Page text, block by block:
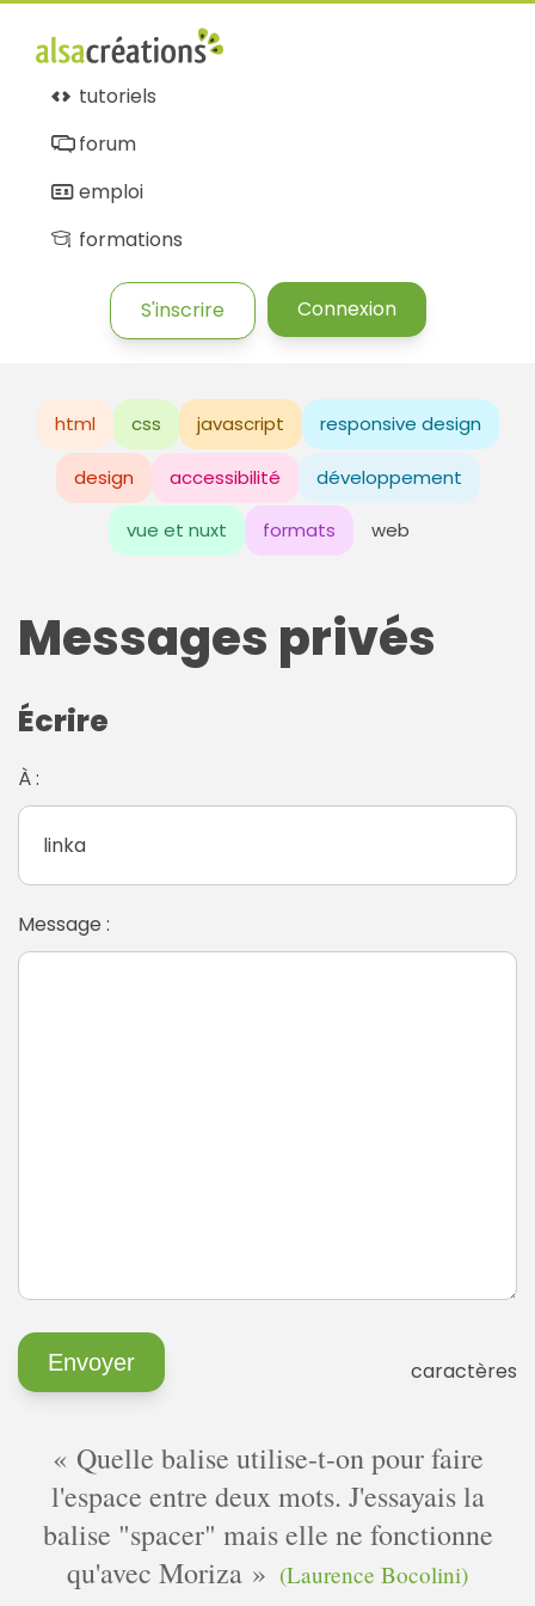
tutoriels
forum
emploi
formations
S'inscrire Connexion
html css javascript responsive design
design accessibilité développement
vue et nuxt formats web
Messages privés
Écrire
À :
Message :
caractères
Quelle balise utilise-t-on pour faire
l'espace entre deux mots. J'essayais la
balise "spacer" mais elle ne fonctionne
qu'avec Moriza
(Laurence Bocolini)